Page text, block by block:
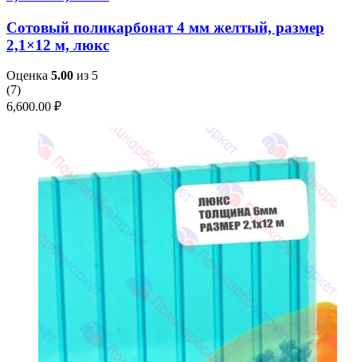
Сотовый поликарбонат 4 мм желтый, размер
2,1×12 м, люкс
Оценка 5.00 из 5
(7)
6,600.00 ₽